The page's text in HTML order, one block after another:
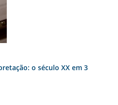
o século XX em 3